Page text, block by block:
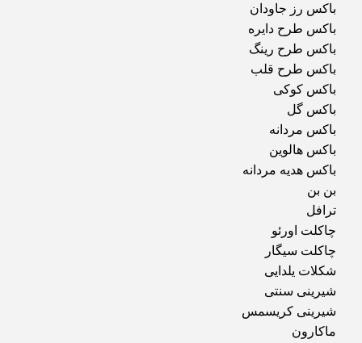
باکس رز جاودان
باکس طرح دایره
باکس طرح رینگ
باکس طرح قلب
باکس کوکی
باکس گل
باکس مردانه
باکس هالوین
باکس هدیه مردانه
بن بن
ترافل
چاکلت اورئو
چاکلت سیگار
شکلات یلدایی
شیرینی سنتی
شیرینی کریسمس
ماکارون